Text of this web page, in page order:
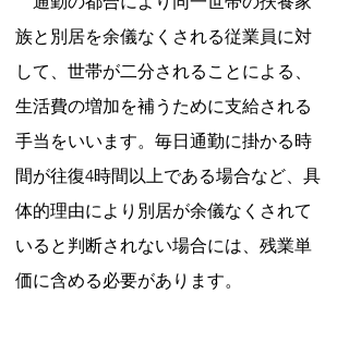
族と別居を余儀なくされる従業員に対
して、世帯が二分されることによる、
生活費の増加を補うために支給される
手当をいいます。毎日通勤に掛かる時
間が往復4時間以上である場合など、具
体的理由により別居が余儀なくされて
いると判断されない場合には、残業単
価に含める必要があります。